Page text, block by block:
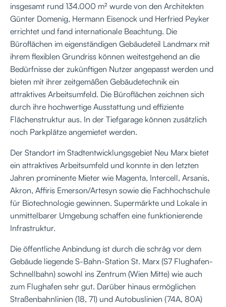
insgesamt rund 134.000 m² wurde von den Architekten
Günter Domenig, Hermann Eisenock und Herfried Peyker
errichtet und fand internationale Beachtung. Die
Büroflächen im eigenständigen Gebäudeteil Landmarx mit
ihrem flexiblen Grundriss können weitestgehend an die
Bedürfnisse der zukünftigen Nutzer angepasst werden und
bieten mit ihrer zeitgemäßen Gebäudetechnik ein
attraktives Arbeitsumfeld. Die Büroflächen zeichnen sich
durch ihre hochwertige Ausstattung und effiziente
Flächenstruktur aus. In der Tiefgarage können zusätzlich
noch Parkplätze angemietet werden.
Der Standort im Stadtentwicklungsgebiet Neu Marx bietet
ein attraktives Arbeitsumfeld und konnte in den letzten
Jahren prominente Mieter wie Magenta, Intercell, Arsanis,
Akron, Affiris Emerson/Artesyn sowie die Fachhochschule
für Biotechnologie gewinnen. Supermärkte und Lokale in
unmittelbarer Umgebung schaffen eine funktionierende
Infrastruktur.
Die öffentliche Anbindung ist durch die schräg vor dem
Gebäude liegende S-Bahn-Station St. Marx (S7 Flughafen-
Schnellbahn) sowohl ins Zentrum (Wien Mitte) wie auch
zum Flughafen sehr gut. Darüber hinaus ermöglichen
Straßenbahnlinien (18, 71) und Autobuslinien (74A, 80A)